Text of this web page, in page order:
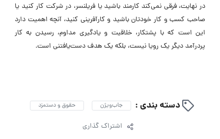
در نهایت، فرقی نمی‌کند کارمند باشید یا فریلنسر، در شرکت کار کنید یا
صاحب کسب و کار خودتان باشید و کارآفرینی کنید، آنچه اهمیت دارد
این است که با پشتکار، خلاقیت و یادگیری مداوم، رسیدن به کار
پردرآمد دیگر یک رویا نیست، بلکه یک هدف دست‌یافتنی است.
دسته بندی : جاب‌ویژن حقوق و دستمزد
اشتراک گذاری